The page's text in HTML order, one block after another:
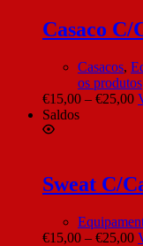
Casaco C/
Casacos,
os produtos
€15,00 – €25,00
Saldos
Sweat C/
€15,00 – €25,00